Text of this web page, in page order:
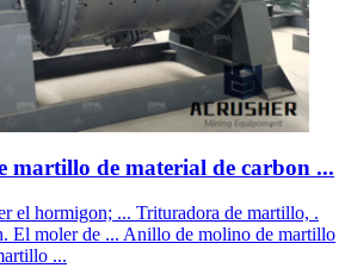
martillo de material de carbon ...
el hormigon; ... Trituradora de martillo, .
El moler de ... Anillo de molino de martillo
...